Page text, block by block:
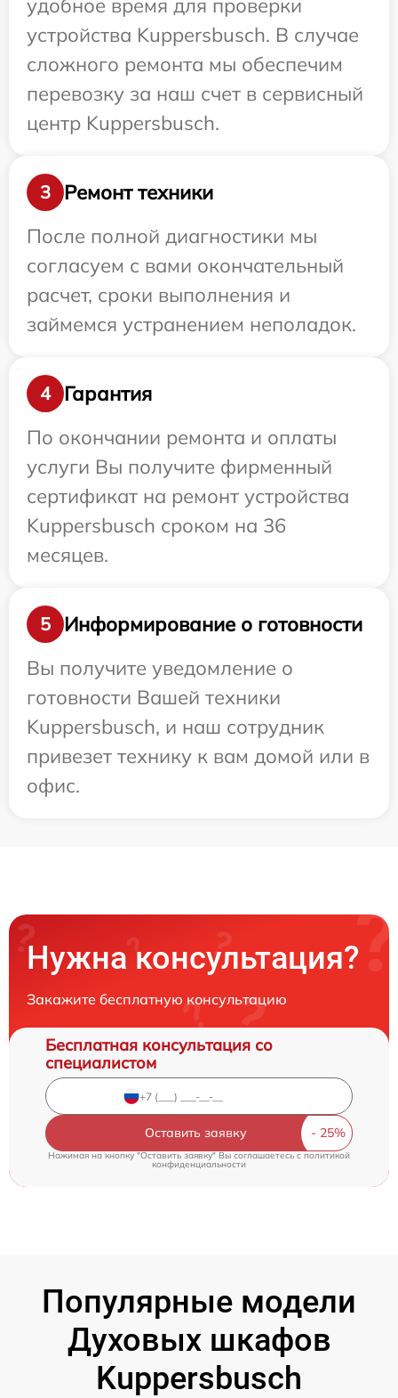
удобное время для проверки
устройства Kuppersbusch. В случае
сложного ремонта мы обеспечим
перевозку за наш счет в сервисный
центр Kuppersbusch.
3
Ремонт техники
После полной диагностики мы
согласуем с вами окончательный
расчет, сроки выполнения и
займемся устранением неполадок.
4
Гарантия
По окончании ремонта и оплаты
услуги Вы получите фирменный
сертификат на ремонт устройства
Kuppersbusch сроком на 36
месяцев.
5
Информирование о готовности
Вы получите уведомление о
готовности Вашей техники
Kuppersbusch, и наш сотрудник
привезет технику к вам домой или в
офис.
Нужна консультация?
Закажите бесплатную консультацию
Бесплатная консультация со
специалистом
Оставить заявку
Нажимая на кнопку "Оставить заявку" Вы соглашаетесь cполитикой
конфиденциальности
Популярные модели
Духовых шкафов
Kuppersbusch